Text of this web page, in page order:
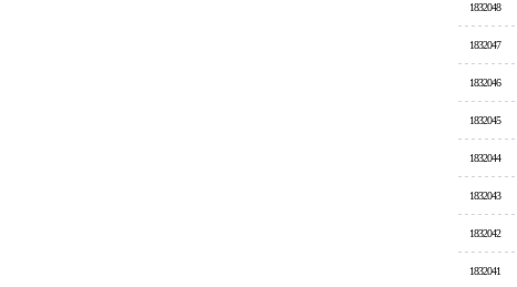
1832048
1832047
1832046
1832045
1832044
1832043
1832042
1832041